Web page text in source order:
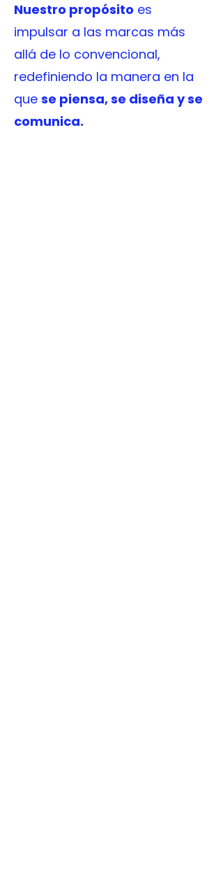
Nuestro propósito es
impulsar a las marcas más
allá de lo convencional,
redefiniendo la manera en la
que se piensa, se diseña y se
comunica.